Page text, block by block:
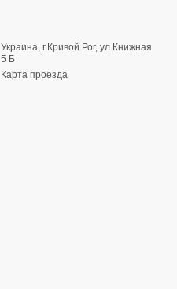
Украина, г.Кривой Рог, ул.Книжная
5 Б
Карта проезда